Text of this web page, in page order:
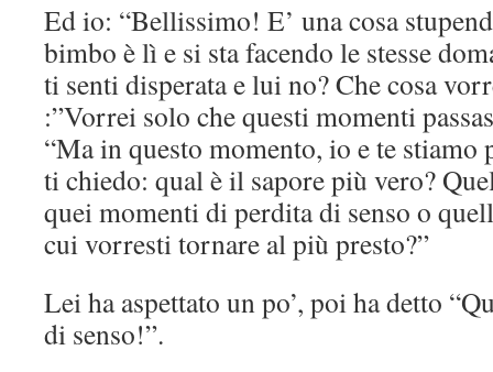
Ed io: “Bellissimo! E’ una cosa
bimbo è lì e si sta facendo le stesse
ti senti disperata e lui no? Che cosa
:”Vorrei solo che questi momenti
“Ma in questo momento, io e te stiamo
ti chiedo: qual è il sapore più vero?
quei momenti di perdita di senso o
cui vorresti tornare al più presto?”
Lei ha aspettato un po’, poi ha detto
di senso!”.